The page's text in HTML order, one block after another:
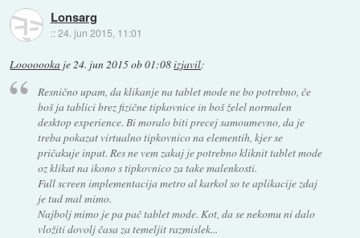
Lonsarg
::24. jun 2015, 11:01
Looooooka je24. jun 2015 ob 01:08izjavil:
Resnično upam, da klikanje na tablet mode ne bo potrebno, če
boš ja tablici brez fizične tipkovnice in boš želel normalen
desktop experience. Bi moralo biti precej samoumevno, da je
treba pokazat virtualno tipkovnico na elementih, kjer se
pričakuje input. Res ne vem zakaj je potrebno kliknit tablet mode
oz klikat na ikono s tipkovnico za take malenkosti.
Full screen implementacija metro al karkol so te aplikacije zdaj
je tud mal mimo.
Najbolj mimo je pa pač tablet mode. Kot, da se nekomu ni dalo
vložiti dovolj časa za temeljit razmislek...